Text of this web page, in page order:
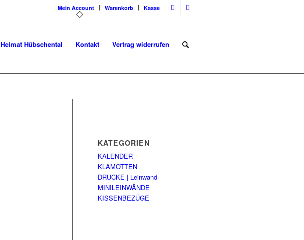
Mein Account Warenkorb Kasse
Heimat Hübschental Kontakt Vertrag widerrufen
KATEGORIEN
KALENDER
KLAMOTTEN
DRUCKE | Leinwand
MINILEINWÄNDE
KISSENBEZÜGE